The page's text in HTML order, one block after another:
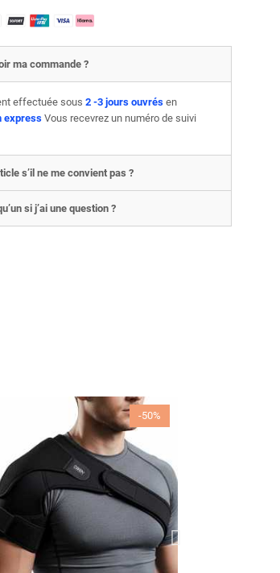
ma commande ?
effectuée sous 2 -3 jours ouvrés en
expressVous recevrez un numéro de suivi
s’il ne me convient pas ?
si j’ai une question ?
-50%